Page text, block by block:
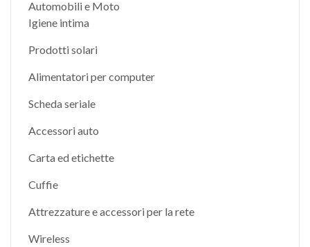
Automobili e Moto
Igiene intima
Prodotti solari
Alimentatori per computer
Scheda seriale
Accessori auto
Carta ed etichette
Cuffie
Attrezzature e accessori per la rete
Wireless